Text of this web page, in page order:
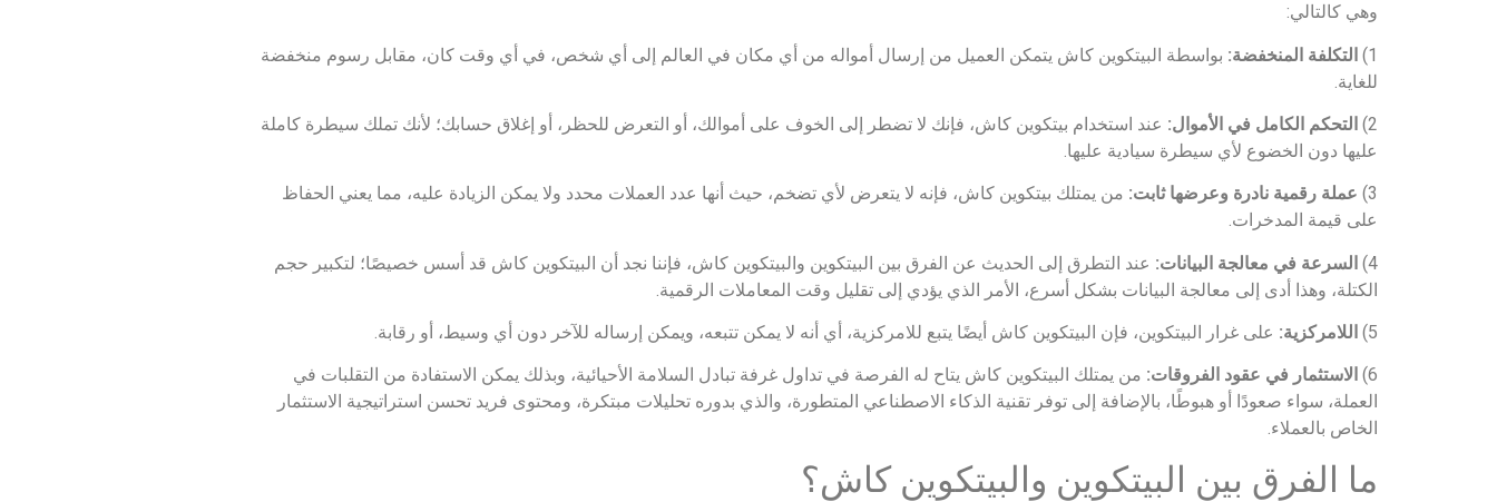
وهي كالتالي:
1) التكلفة المنخفضة: بواسطة البيتكوين كاش يتمكن العميل من إرسال أمواله من أي مكان في العالم إلى أي شخص، في أي وقت كان، مقابل رسوم منخفضة
للغاية.
2) التحكم الكامل في الأموال: عند استخدام بيتكوين كاش، فإنك لا تضطر إلى الخوف على أموالك، أو التعرض للحظر، أو إغلاق حسابك؛ لأنك تملك سيطرة كاملة
عليها دون الخضوع لأي سيطرة سيادية عليها.
3) عملة رقمية نادرة وعرضها ثابت: من يمتلك بيتكوين كاش، فإنه لا يتعرض لأي تضخم، حيث أنها عدد العملات محدد ولا يمكن الزيادة عليه، مما يعني الحفاظ
على قيمة المدخرات.
4) السرعة في معالجة البيانات: عند التطرق إلى الحديث عن الفرق بين البيتكوين والبيتكوين كاش، فإننا نجد أن البيتكوين كاش قد أسس خصيصًا؛ لتكبير حجم
الكتلة، وهذا أدى إلى معالجة البيانات بشكل أسرع، الأمر الذي يؤدي إلى تقليل وقت المعاملات الرقمية.
5) اللامركزية: على غرار البيتكوين، فإن البيتكوين كاش أيضًا يتبع للامركزية، أي أنه لا يمكن تتبعه، ويمكن إرساله للآخر دون أي وسيط، أو رقابة.
6) الاستثمار في عقود الفروقات: من يمتلك البيتكوين كاش يتاح له الفرصة في تداول غرفة تبادل السلامة الأحيائية، وبذلك يمكن الاستفادة من التقلبات في
العملة، سواء صعودًا أو هبوطًا، بالإضافة إلى توفر تقنية الذكاء الاصطناعي المتطورة، والذي بدوره تحليلات مبتكرة، ومحتوى فريد تحسن استراتيجية الاستثمار
الخاص بالعملاء.
ما الفرق بين البيتكوين والبيتكوين كاش؟